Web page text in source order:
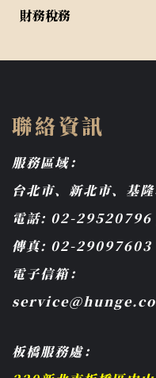
財務稅務
聯絡資訊
服務區域：
台北市、新北市、基
電話: 02-
傳真: 02-29097603
電子信箱：
板橋服務處：